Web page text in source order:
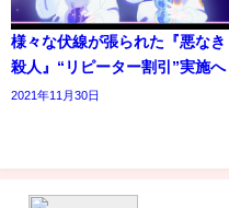
様々な伏線が張られた『悪なき
殺人』“リピーター割引”実施へ
2021年11月30日